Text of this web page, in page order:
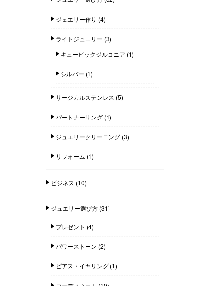
ジェエリー作り (4)
ライトジュエリー (3)
キュービックジルコニア (1)
シルバー (1)
サージカルステンレス (5)
パートナーリング(1)
ジュエリークリーニング(3)
リフォーム (1)
ビジネス (10)
ジュエリー選び方(31)
プレゼント (4)
パワーストーン (2)
ピアス・イヤリング(1)